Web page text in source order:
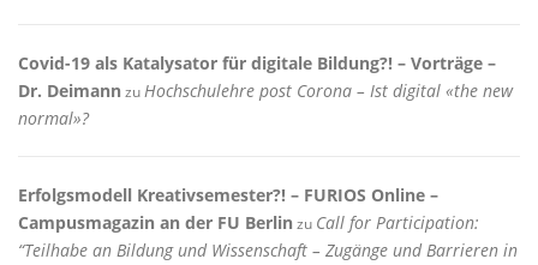
Covid-19 als Katalysator für digitale Bildung?! – Vorträge –
Dr. Deimann zuHochschulehre post Corona – Ist digital «the new
normal»?
Erfolgsmodell Kreativsemester?! – FURIOS Online –
Campusmagazin an der FU Berlin zu Call for Participation:
“Teilhabe an Bildung und Wissenschaft – Zugänge und Barrieren in